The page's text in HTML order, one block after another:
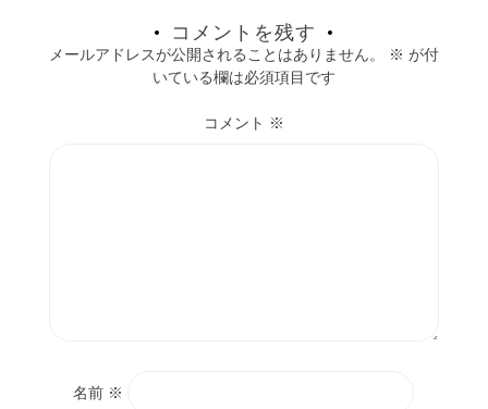
コメントを残す
メールアドレスが公開されることはありません。 ※ が付
いている欄は必須項目です
コメント ※
名前 ※